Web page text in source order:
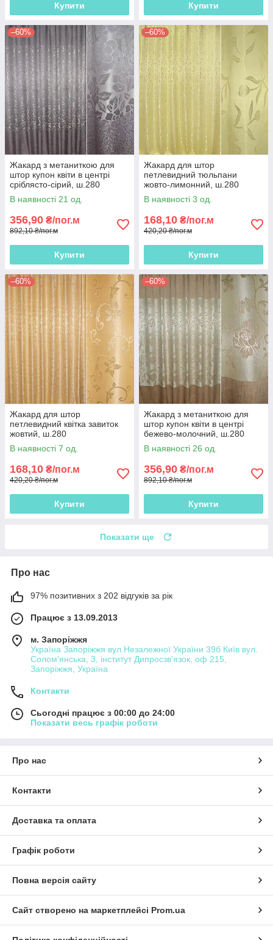
Купити Купити
–60%
Жакард з метаниткою для
штор купон квіти в центрі
сріблясто-сірий, ш.280
В наявності 21 од.
356,90 ₴/пог.м
892,10 ₴/пог.м
Купити
–60%
Жакард для штор
петлевидний тюльпани
жовто-лимонний, ш.280
В наявності 3 од.
168,10 ₴/пог.м
420,20 ₴/пог.м
Купити
–60%
Жакард для штор
петлевидний квітка завиток
жовтий, ш.280
В наявності 7 од.
168,10 ₴/пог.м
420,20 ₴/пог.м
Купити
–60%
Жакард з метаниткою для
штор купон квіти в центрі
бежево-молочний, ш.280
В наявності 26 од.
356,90 ₴/пог.м
892,10 ₴/пог.м
Купити
Показати ще
Про нас
97% позитивних з 202 відгуків за рік
Працює з 13.09.2013
м. Запоріжжя
Україна Запоріжжя вул.Незалежної України 39б Київ вул.
Солом'янська, 3, інститут Дипросзв'язок, оф 215,
Запоріжжя, Україна
Контакти
Сьогодні працює з 00:00 до 24:00
Показати весь графік роботи
Про нас
Контакти
Доставка та оплата
Графік роботи
Повна версія сайту
Сайт створено на маркетплейсі Prom.ua